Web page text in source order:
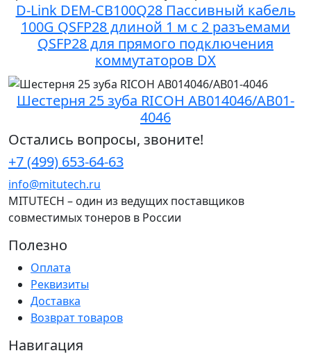
D-Link DEM-CB100Q28 Пассивный кабель
100G QSFP28 длиной 1 м с 2 разъемами
QSFP28 для прямого подключения
коммутаторов DX
Шестерня 25 зуба RICOH AB014046/AB01-
4046
Остались вопросы, звоните!
+7 (499) 653-64-63
info@mitutech.ru
MITUTECH – один из ведущих поставщиков
совместимых тонеров в России
Полезно
Оплата
Реквизиты
Доставка
Возврат товаров
Навигация